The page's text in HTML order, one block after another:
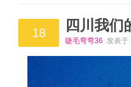
18 四川我们
睫毛弯弯36 发表